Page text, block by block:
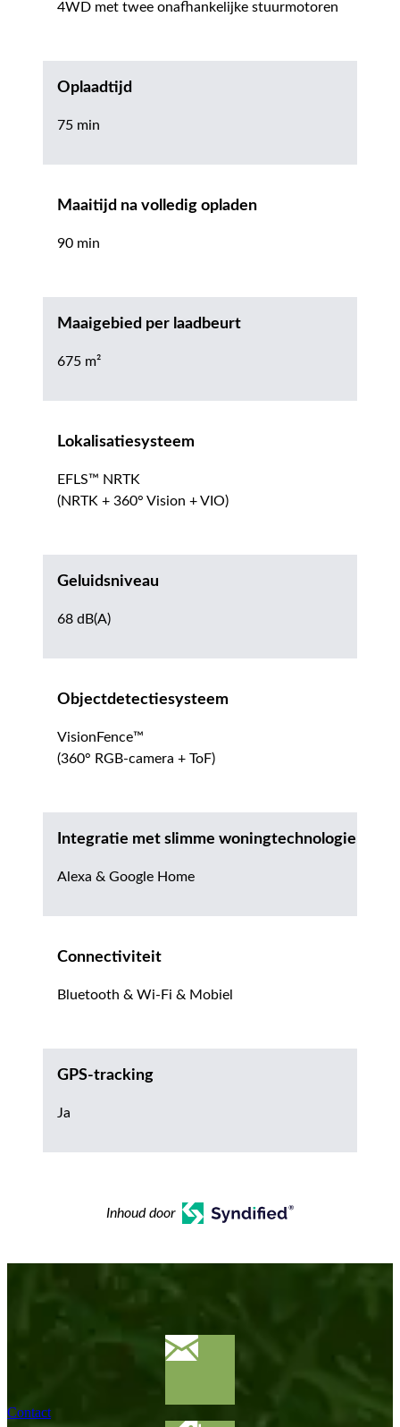
4WD met twee onafhankelijke stuurmotoren
Oplaadtijd
75 min
Maaitijd na volledig opladen
90 min
Maaigebied per laadbeurt
675 m²
Lokalisatiesysteem
EFLS™ NRTK
(NRTK + 360° Vision + VIO)
Geluidsniveau
68 dB(A)
Objectdetectiesysteem
VisionFence™
(360° RGB-camera + ToF)
Integratie met slimme woningtechnologie
Alexa & Google Home
Connectiviteit
Bluetooth & Wi-Fi & Mobiel
GPS-tracking
Ja
Inhoud door
Contact